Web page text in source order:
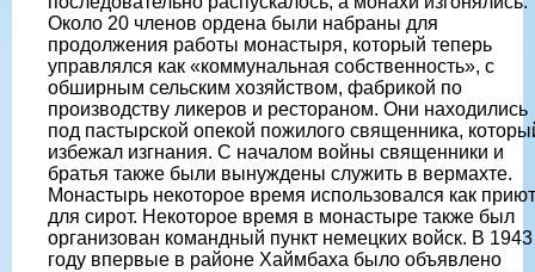
Около 20 членов ордена были набраны для
продолжения работы монастыря, который теперь
управлялся как «коммунальная собственность», с
обширным сельским хозяйством, фабрикой по
производству ликеров и рестораном. Они находились
под пастырской опекой пожилого священника,
избежал изгнания. С началом войны священники и
братья также были вынуждены служить в вермахте.
Монастырь некоторое время использовался как приют
для сирот. Некоторое время в монастыре также был
организован командный пункт немецких войск. В 1943
году впервые в районе Хаймбаха было объявлено